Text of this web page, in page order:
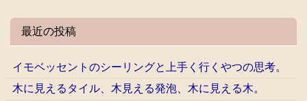
最近の投稿
イモベッセントのシーリングと上手く行くやつの思考。
木に見えるタイル、木見える発泡、木に見える木。